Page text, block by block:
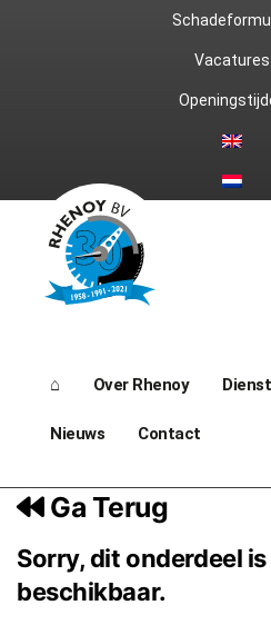
Vacatures
⌂ Over Rhenoy
Nieuws Contact
Ga Terug
Sorry, dit onderdeel
beschikbaar.